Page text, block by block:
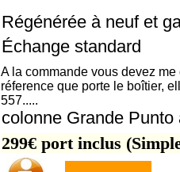
Régénérée à neuf et
Échange standard
A la commande vous devez me
réference que porte le boîtier,
557.....
colonne Grande
299€ port inclus